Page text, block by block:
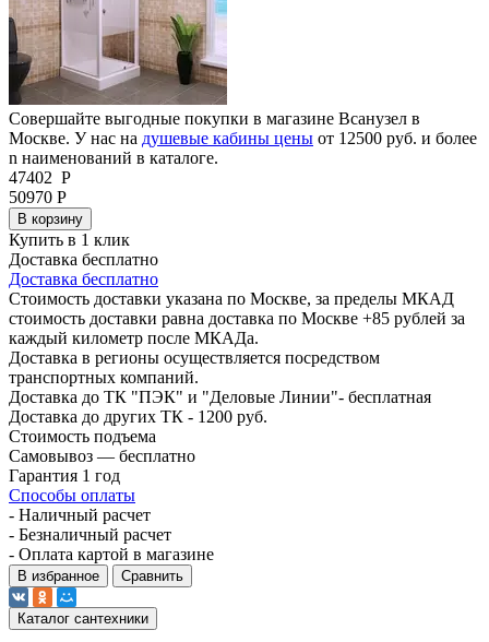
Совершайте выгодные покупки в магазине Всанузел в
Москве. У нас на душевые кабины цены от 12500 руб. и более
n наименований в каталоге.
47402 Р
50970 Р
В корзину
Купить в 1 клик
Доставка бесплатно
Доставка бесплатно
Стоимость доставки указана по Москве, за пределы МКАД
стоимость доставки равна доставка по Москве +85 рублей за
каждый километр после МКАДа.
Доставка в регионы осуществляется посредством
транспортных компаний.
Доставка до ТК "ПЭК" и "Деловые Линии"- бесплатная
Доставка до других ТК - 1200 руб.
Стоимость подъема
Самовывоз — бесплатно
Гарантия 1 год
Способы оплаты
- Наличный расчет
- Безналичный расчет
- Оплата картой в магазине
В избранное Сравнить
Каталог сантехники